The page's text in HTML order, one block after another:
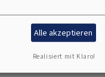
Alle akzeptieren
Realisiert mit Klaro!